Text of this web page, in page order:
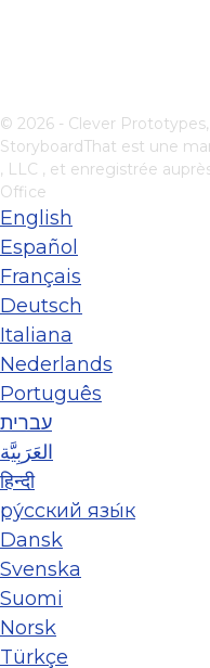
© 2026 - Clever
StoryboardThat est une
, LLC , et enregistrée
Office
English
Español
Français
Deutsch
Italiana
Nederlands
Português
עברית
العَرَبِيَّة
हिन्दी
ру́сский язы́к
Dansk
Svenska
Suomi
Norsk
Türkçe